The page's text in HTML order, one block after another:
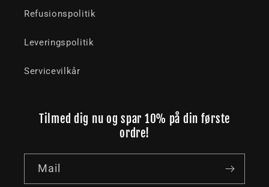
Refusionspolitik
Leveringspolitik
Servicevilkår
Tilmed dig nu og spar 10% på din første
ordre!
Mail